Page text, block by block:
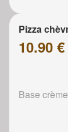
Pizza
10.90 €
Base